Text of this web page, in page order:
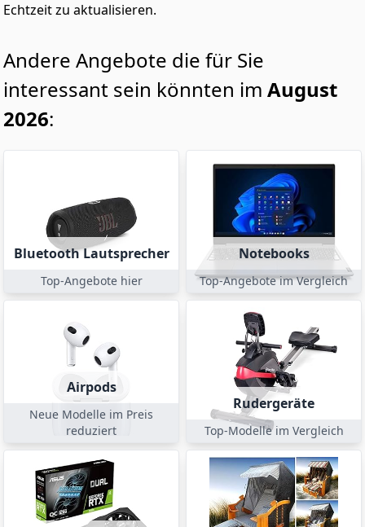
Echtzeit zu aktualisieren.
Andere Angebote die für Sie
interessant sein könnten im August
2026:
Bluetooth Lautsprecher
Top-Angebote hier
Notebooks
Top-Angebote im Vergleich
Airpods
Neue Modelle im Preis
reduziert
Rudergeräte
Top-Modelle im Vergleich